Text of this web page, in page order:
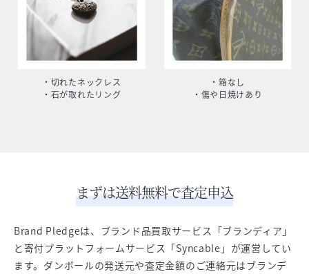
・切れたネックレス
・石が取れたリング
・箱なし
・傷や日焼けあり
まずは送料無料で査定申込
Brand Pledgeは、ブランド品買取サービス「ブランディア」
と寄付プラットフォームサービス「Syncable」が運営してい
ます。ダンボールの発送元や査定金額のご連絡元はブランデ